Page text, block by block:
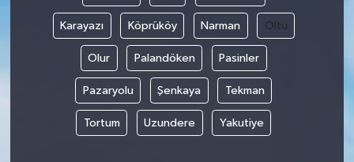
Karayazı Köprüköy Narman Oltu
Olur Palandöken Pasinler
Pazaryolu Şenkaya Tekman
Tortum Uzundere Yakutiye